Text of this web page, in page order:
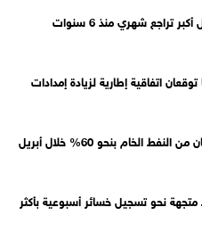
تراجع شهري منذ 6 سنوات
اتفاقية إطارية لزيادة إمدادات
الخام بنحو 60% خلال أبريل
متجهة نحو تسجيل خسائر أسبوعية بأكثر